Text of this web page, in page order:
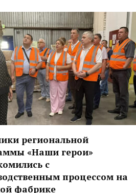
региональной
«Наши герои»
с
процессом на
фабрике